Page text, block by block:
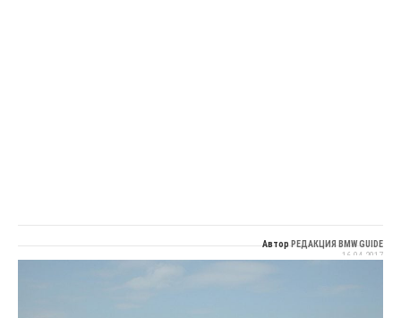
АвторРЕДАКЦИЯ BMW GUIDE
16.04.2017